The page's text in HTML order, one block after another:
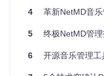
质模式
kbps
放模式
kbps
超长播
66k
4 革新NetMD音乐管
5 终极NetMD管理指
6 开源音乐管理工具